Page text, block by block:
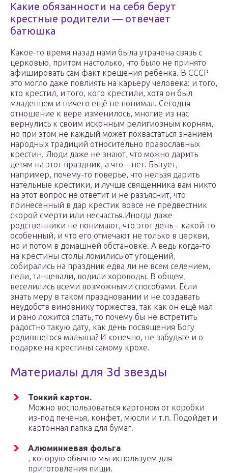
Какие обязанности на себя берут
крестные родители — отвечает
батюшка
Какое-то время назад нами была утрачена связь с
церковью, притом настолько, что было не принято
афишировать сам факт крещения ребёнка. В СССР
это могло даже повлиять на карьеру человека: и того,
кто крестил, и того, кого крестили, хотя он был
младенцем и ничего ещё не понимал. Сегодня
отношение к вере изменилось, многие из нас
вернулись к своим исконным религиозным корням,
но при этом не каждый может похвастаться знанием
народных традиций относительно православных
крестин. Люди даже не знают, что можно дарить
детям на этот праздник, а что – нет. Бытует,
например, почему-то поверье, что нельзя дарить
нательные крестики, и лучше священника вам никто
на этот вопрос не ответит и не разъяснит, что
принесённый в дар крестик вовсе не предвестник
скорой смерти или несчастья.Иногда даже
родственники не понимают, что этот день – какой-то
особенный, и что его отмечают не только в церкви,
но и потом в домашней обстановке. А ведь когда-то
на крестины столы ломились от угощений,
собирались на праздник едва ли не всем селением,
пели, танцевали, водили хороводы. В общем,
веселились всеми возможными способами. Если
знать меру в таком праздновании и не создавать
неудобств виновнику торжества, так как он ещё мал
и рано ложится спать, то почему бы не встретить
радостно такую дату, как день посвящения Богу
родившегося малыша? И конечно, не забудьте и о
подарке на крестины самому крохе.
Материалы для 3d звезды
Тонкий картон.
Можно воспользоваться картоном от коробки
из-под печенья, конфет, мюсли и т.п. Подойдет и
картонная папка для бумаг.
Алюминиевая фольга
, которую обычно мы используем для
приготовления пищи.